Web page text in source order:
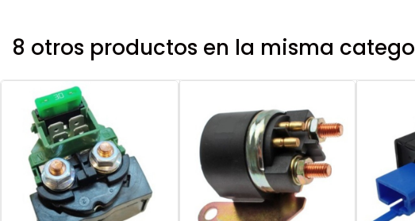
8 otros productos en la misma